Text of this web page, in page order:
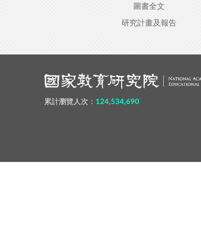
圖書全文
研究計畫及報告
累計瀏覽人次： 124,534,690